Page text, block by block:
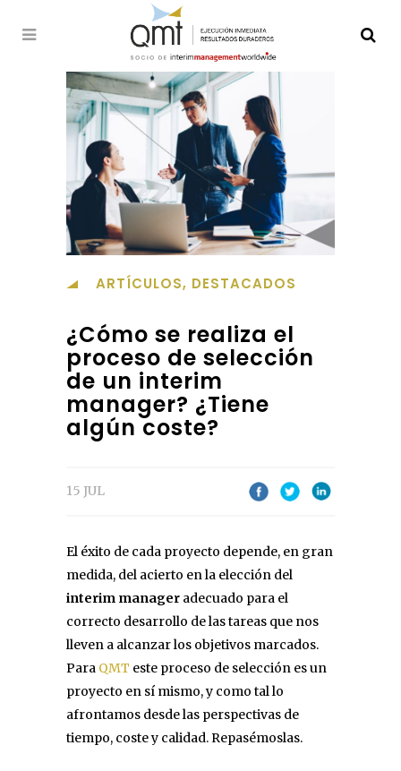
ARTÍCULOS, DESTACADOS
¿Cómo se realiza el
proceso de selección
de un interim
manager? ¿Tiene
algún coste?
15 JUL
El éxito de cada proyecto depende, en gran
medida, del acierto en la elección del
interim manager adecuado para el
correcto desarrollo de las tareas que nos
lleven a alcanzar los objetivos marcados.
Para QMT este proceso de selección es un
proyecto en sí mismo, y como tal lo
afrontamos desde las perspectivas de
tiempo, coste y calidad. Repasémoslas.